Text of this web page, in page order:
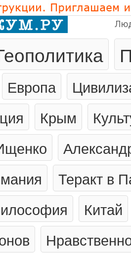
Европа
Крым
Теракт в
Китай